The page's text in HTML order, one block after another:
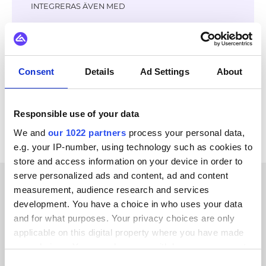
Consent Details Ad Settings About
Responsible use of your data
We and our 1022 partners process your personal data,
e.g. your IP-number, using technology such as cookies to
store and access information on your device in order to
serve personalized ads and content, ad and content
measurement, audience research and services
development. You have a choice in who uses your data
and for what purposes. Your privacy choices are only
applicable on this digital property where you have made
your choices. You can change or withdraw your consent
INTEGRERAS ÄVEN MED
eBay
KUNDBERÄTTELSER
Learn from the experiences
of our satisfied clients